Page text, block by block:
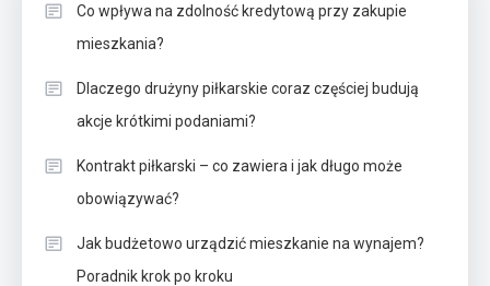
Co wpływa na zdolność kredytową przy zakupie
mieszkania?
Dlaczego drużyny piłkarskie coraz częściej budują
akcje krótkimi podaniami?
Kontrakt piłkarski – co zawiera i jak długo może
obowiązywać?
Jak budżetowo urządzić mieszkanie na wynajem?
Poradnik krok po kroku